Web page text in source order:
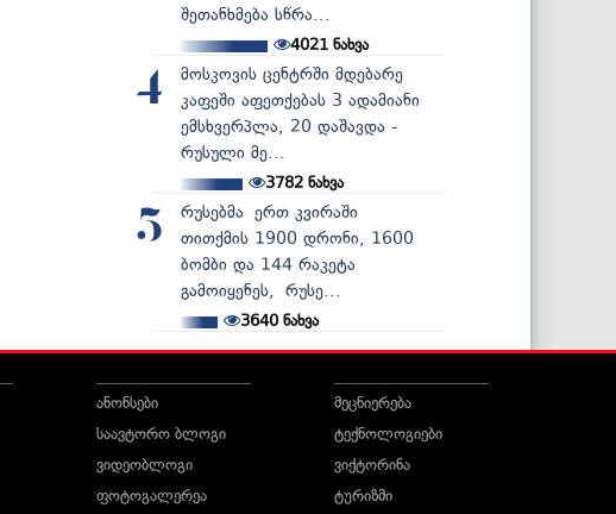
შეთანხმება სწრა...
4021ნახვა
4
მოსკოვის ცენტრში მდებარე
კაფეში აფეთქებას 3 ადამიანი
ემსხვერპლა, 20 დაშავდა -
რუსული მე...
3782ნახვა
5
რუსებმა ერთ კვირაში
თითქმის 1900 დრონი, 1600
ბომბი და 144 რაკეტა
გამოიყენეს, რუსე...
3640ნახვა
ანონსები
საავტორო ბლოგი
ვიდეობლოგი
ფოტოგალერეა
მეცნიერება
ტექნოლოგიები
ვიქტორინა
ტურიზმი